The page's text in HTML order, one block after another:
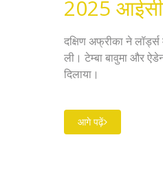
2025
दक्षिण अफ्रीका ने
ली। टेम्बा बावुमा और
दिलाया।
आगे पढ़ें